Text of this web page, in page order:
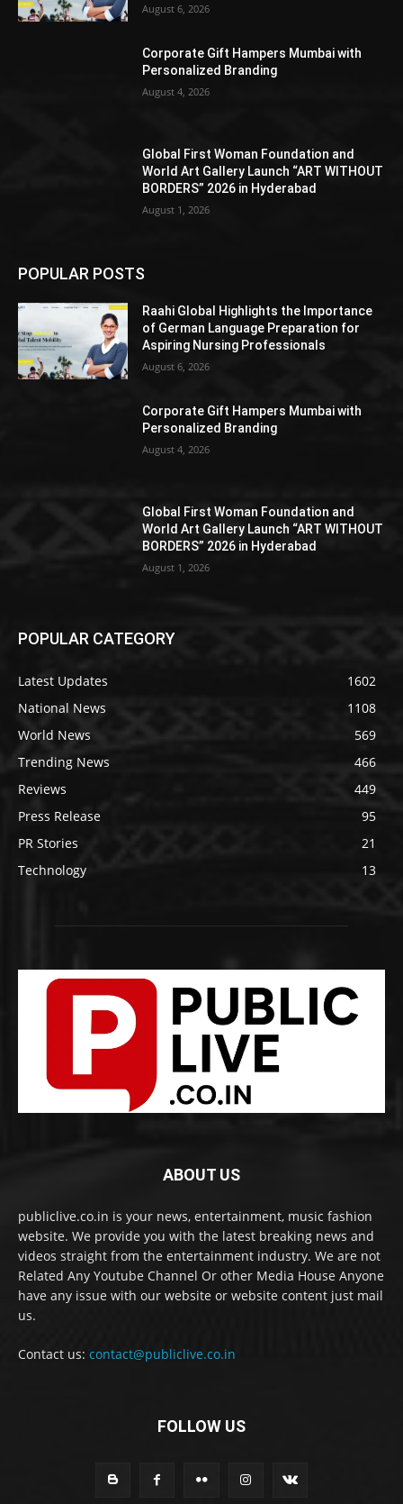
August 6, 2026
Corporate Gift Hampers Mumbai with
Personalized Branding
August 4, 2026
Global First Woman Foundation and
World Art Gallery Launch “ART WITHOUT
BORDERS” 2026 in Hyderabad
August 1, 2026
POPULAR POSTS
Raahi Global Highlights the Importance
of German Language Preparation for
Aspiring Nursing Professionals
August 6, 2026
Corporate Gift Hampers Mumbai with
Personalized Branding
August 4, 2026
Global First Woman Foundation and
World Art Gallery Launch “ART WITHOUT
BORDERS” 2026 in Hyderabad
August 1, 2026
POPULAR CATEGORY
Latest Updates
1602
National News
1108
World News
569
Trending News
466
Reviews
449
Press Release
95
PR Stories
21
Technology
13
ABOUT US
publiclive.co.in is your news, entertainment, music fashion
website. We provide you with the latest breaking news and
videos straight from the entertainment industry. We are not
Related Any Youtube Channel Or other Media House Anyone
have any issue with our website or website content just mail
us.
Contact us: contact@publiclive.co.in
FOLLOW US